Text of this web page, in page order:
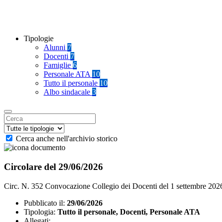
Tipologie
Alunni 7
Docenti 7
Famiglie 6
Personale ATA 10
Tutto il personale 10
Albo sindacale 3
Cerca anche nell'archivio storico
Circolare del 29/06/2026
Circ. N. 352 Convocazione Collegio dei Docenti del 1 settembre
Pubblicato il: 29/06/2026
Tipologia: Tutto il personale, Docenti, Personale ATA